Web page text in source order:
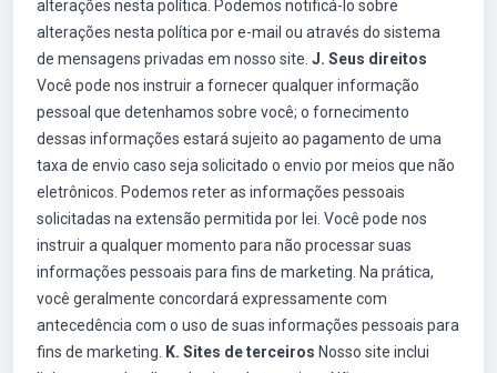
alterações nesta política. Podemos notificá-lo sobre
alterações nesta política por e-mail ou através do sistema
de mensagens privadas em nosso site. J. Seus direitos
Você pode nos instruir a fornecer qualquer informação
pessoal que detenhamos sobre você; o fornecimento
dessas informações estará sujeito ao pagamento de uma
taxa de envio caso seja solicitado o envio por meios que não
eletrônicos. Podemos reter as informações pessoais
solicitadas na extensão permitida por lei. Você pode nos
instruir a qualquer momento para não processar suas
informações pessoais para fins de marketing. Na prática,
você geralmente concordará expressamente com
antecedência com o uso de suas informações pessoais para
fins de marketing.
K. Sites de terceiros Nosso site inclui